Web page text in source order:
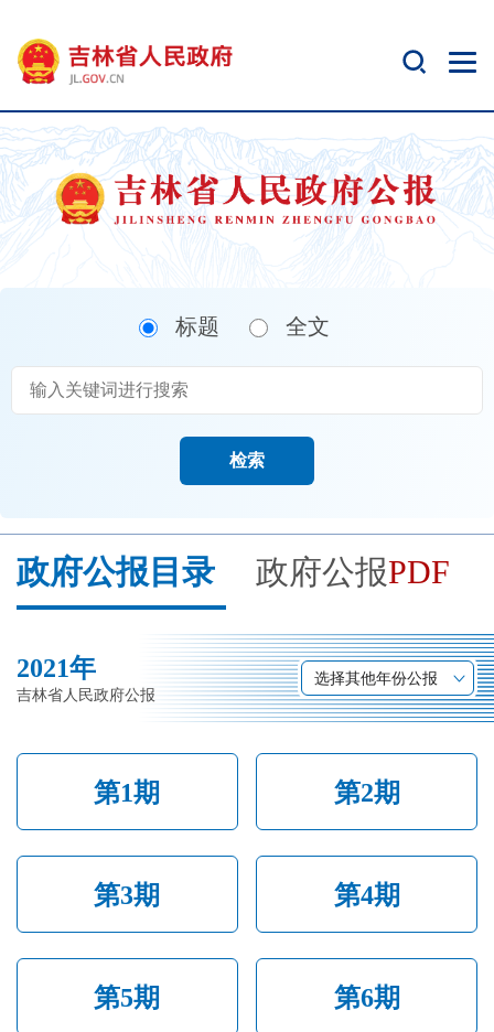
标题 全文
检索
政府公报目录 政府公报PDF
2021年
吉林省人民政府公报
选择其他年份公报
第1期 第2期
第3期 第4期
第5期 第6期
开
无
障
碍
说
明
导
盲
模